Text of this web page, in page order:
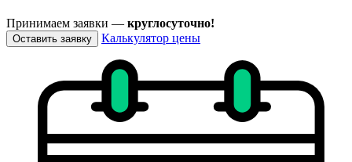
Принимаем заявки — круглосуточно!
Оставить заявку Калькулятор цены